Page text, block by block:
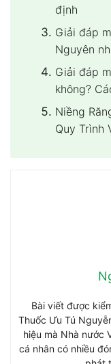
định
Giải đáp
Nguyên
Giải đáp
không?
Niềng
Quy Trình
Bài viết được
Thuốc Ưu Tú
hiệu mà Nhà nước
cá nhân có nhiều